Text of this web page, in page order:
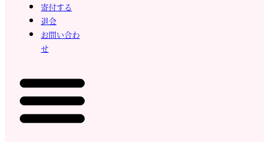
寄付する
退会
お問い合わ
せ